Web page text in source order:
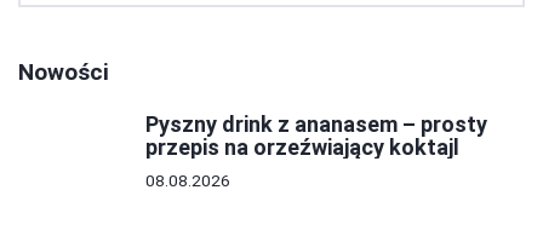
Nowości
Pyszny drink z ananasem – prosty
przepis na orzeźwiający koktajl
08.08.2026